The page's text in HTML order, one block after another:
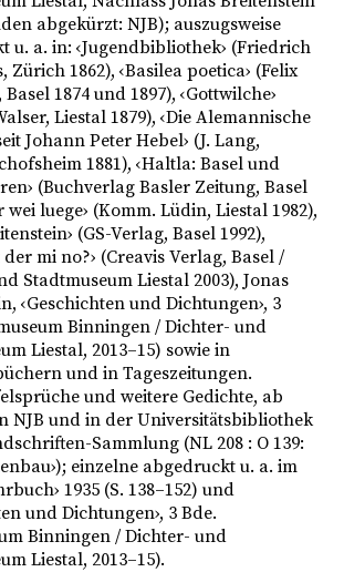
abgekürzt: NJB); auszugsweise
u. a. in: ‹Jugendbibliothek› (Friedrich
Zürich 1862), ‹Basilea poetica› (Felix
1874 und 1897), ‹Gottwilche›
Liestal 1879), ‹Die Alemannische
Johann Peter Hebel› (J. Lang,
1881), ‹Haltla: Basel und
(Buchverlag Basler Zeitung, Basel
wei luege› (Komm. Lüdin, Liestal 1982),
(GS-Verlag, Basel 1992),
der mi no?› (Creavis Verlag, Basel /
Stadtmuseum Liestal 2003), Jonas
‹Geschichten und Dichtungen›, 3
Binningen / Dichter- und
Liestal, 2013–15) sowie in
und in Tageszeitungen.
und weitere Gedichte, ab
NJB und in der Universitätsbibliothek
Sammlung (NL 208 : O 139:
einzelne abgedruckt u. a. im
1935 (S. 138–152) und
und Dichtungen›, 3 Bde.
Binningen / Dichter- und
Liestal, 2013–15).